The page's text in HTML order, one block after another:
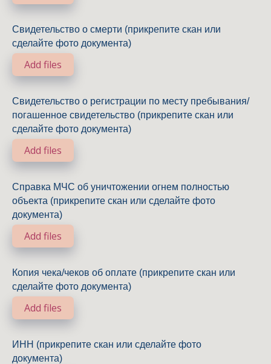
Свидетельство о смерти (прикрепите скан или
сделайте фото документа)
Add files
Свидетельство о регистрации по месту пребывания/
погашенное свидетельство (прикрепите скан или
сделайте фото документа)
Add files
Справка МЧС об уничтожении огнем полностью
объекта (прикрепите скан или сделайте фото
документа)
Add files
Копия чека/чеков об оплате (прикрепите скан или
сделайте фото документа)
Add files
ИНН (прикрепите скан или сделайте фото
документа)